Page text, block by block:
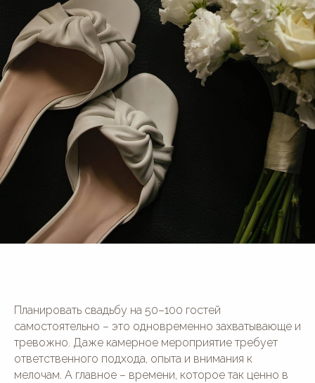
Планировать свадьбу на 50–100 гостей
самостоятельно – это одновременно захватывающе и
тревожно. Даже камерное мероприятие требует
ответственного подхода, опыта и внимания к
мелочам. А главное – времени, которое так ценно в